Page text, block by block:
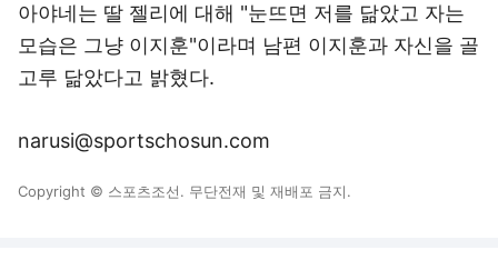
아야네는 딸 젤리에 대해 "눈뜨면 저를 닮았고 자는
모습은 그냥 이지훈"이라며 남편 이지훈과 자신을 골
고루 닮았다고 밝혔다.
narusi@sportschosun.com
Copyright © 스포츠조선. 무단전재 및 재배포 금지.